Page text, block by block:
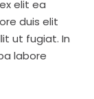
elit ea
duis elit
ut fugiat. In
labore